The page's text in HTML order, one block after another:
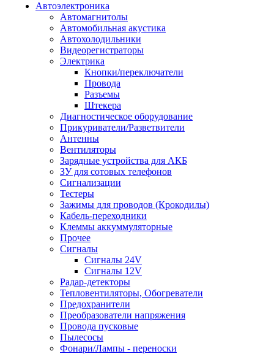
Автоэлектроника
Автомагнитолы
Автомобильная акустика
Автохолодильники
Видеорегистраторы
Электрика
Кнопки/переключатели
Провода
Разъемы
Штекера
Диагностическое оборудование
Прикуриватели/Разветвители
Антенны
Вентиляторы
Зарядные устройства для АКБ
ЗУ для сотовых телефонов
Сигнализации
Тестеры
Зажимы для проводов (Крокодилы)
Кабель-переходники
Клеммы аккуммуляторные
Прочее
Сигналы
Сигналы 24V
Сигналы 12V
Радар-детекторы
Тепловентиляторы, Обогреватели
Предохранители
Преобразователи напряжения
Провода пусковые
Пылесосы
Фонари/Лампы - переноски